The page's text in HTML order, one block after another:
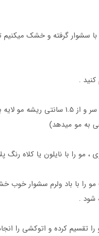
4 – کراتین گذاری را از
به مو میدهد)
را با باد ولرم سشوار خوب
شود .